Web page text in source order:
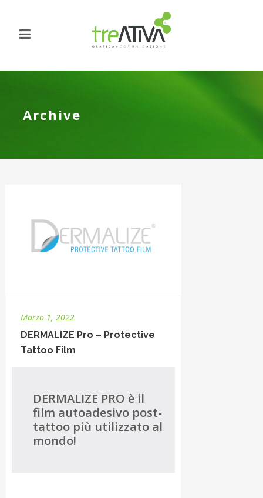
Archive
Marzo 1, 2022
DERMALIZE Pro – Protective
Tattoo Film
DERMALIZE PRO è il
film autoadesivo post-
tattoo più utilizzato al
mondo!